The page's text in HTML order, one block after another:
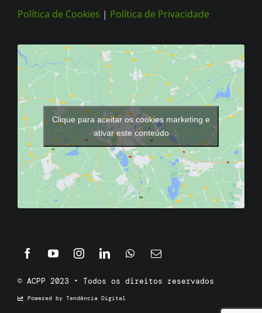
Política de Cookies | Política de Privacidade
Clique para aceitar os cookies marketing e
ativar este conteúdo
© ACPP 2023 • Todos os direitos reservados
Powered by Tendência Digital